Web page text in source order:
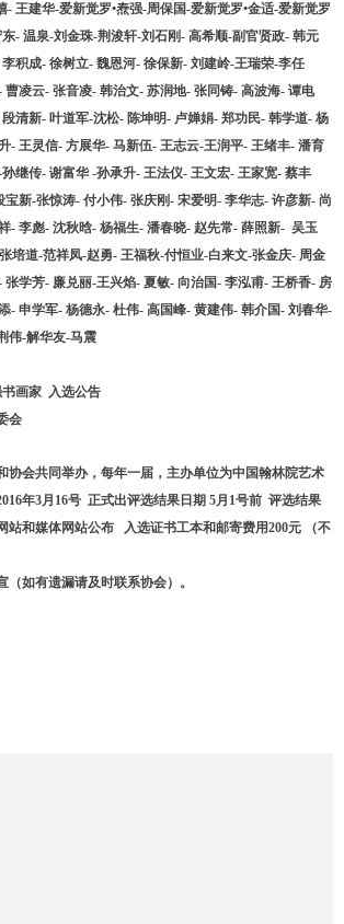
- 王建华-爱新觉罗•焘强-周保国-爱新觉罗•金适-爱新觉罗
- 温泉-刘金珠-荆浚轩-刘石刚- 高希顺-副官贤政- 韩元
积成- 徐树立- 魏恩河- 徐保新- 刘建岭-王瑞荣-李任
曹凌云- 张音凌- 韩治文- 苏润地- 张同铸- 高波海- 谭电
清新- 叶道军-沈松- 陈坤明- 卢婵娟- 郑功民- 韩学道- 杨
- 王灵信- 方展华- 马新伍- 王志云-王润平- 王绪丰- 潘育
继传- 谢富华 -孙承升- 王法仪- 王文宏- 王家宽- 蔡丰
宝新-张惊涛- 付小伟- 张庆刚- 宋爱明- 李华志- 许彦新- 尚
- 李彪- 沈秋晗- 杨福生- 潘春晓- 赵先常- 薛照新- 吴玉
培道-范祥凤-赵勇- 王福秋-付恒业-白来文-张金庆- 周金
张学芳- 廉兑丽-王兴焰- 夏敏- 向治国- 李泓甫- 王桥香- 房
- 申学军- 杨德永- 杜伟- 高国峰- 黄建伟- 韩介国- 刘春华-
伟-解华友-马震
画家 入选公告
会
协会共同举办，每年一届，主办单位为中国翰林院艺术
年3月16号 正式出评选结果日期 5月1号前 评选结果
站和媒体网站公布 入选证书工本和邮寄费用200元 （不
如有遗漏请及时联系协会）。